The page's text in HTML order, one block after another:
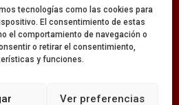
tecnologías como las cookies para
El consentimiento de estas
el comportamiento de navegación o
o retirar el consentimiento,
y funciones.
Ver preferencias